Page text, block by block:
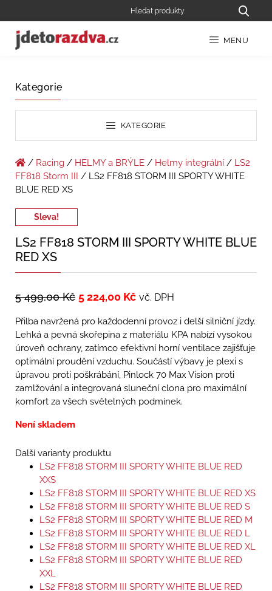
MENU
Kategorie
KATEGORIE
/ Racing / HELMY a BRÝLE / Helmy integrální / LS2
FF818 Storm III
/ LS2 FF818 STORM III SPORTY WHITE
BLUE RED XS
Sleva!
LS2 FF818 STORM III SPORTY WHITE BLUE
RED XS
5 499,00Kč 5 224,00 Kč vč. DPH
Přilba navržená pro každodenní provoz i delší silniční jízdy.
Lehká a pevná skořepina z materiálu KPA nabízí vysokou
úroveň ochrany, zatímco efektivní horní ventilace zajišťuje
optimální proudění vzduchu. Součástí výbavy je plexi s
úpravou proti poškrábání, Pinlock 70 Max Vision proti
zamlžování a integrovaná sluneční clona pro maximální
komfort za všech světelných podmínek.
Není skladem
Další varianty produktu
LS2 FF818 STORM III SPORTY WHITE BLUE RED
XXS
LS2 FF818 STORM III SPORTY WHITE BLUE RED XS
LS2 FF818 STORM III SPORTY WHITE BLUE RED S
LS2 FF818 STORM III SPORTY WHITE BLUE RED M
LS2 FF818 STORM III SPORTY WHITE BLUE RED L
LS2 FF818 STORM III SPORTY WHITE BLUE RED XL
LS2 FF818 STORM III SPORTY WHITE BLUE RED
XXL
LS2 FF818 STORM III SPORTY WHITE BLUE RED